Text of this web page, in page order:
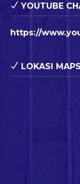
YOUTUBE
https://
LOKASI